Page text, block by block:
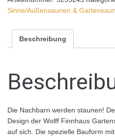
Sinne/Außensaunen &
Beschreibung
Die Nachbarn werden staunen!
Design der Wolff Finnhaus
auf sich. Die spezielle Bauform